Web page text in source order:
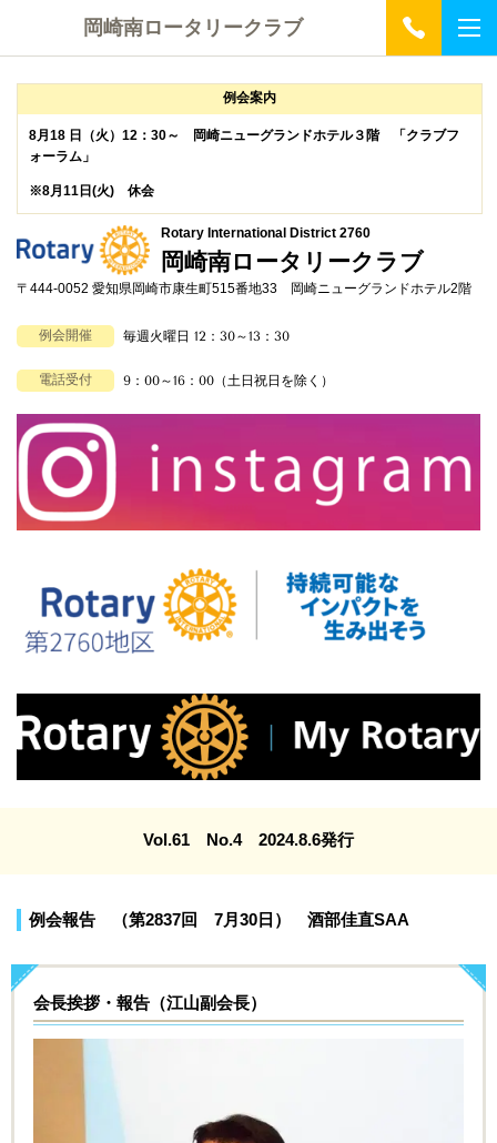
岡崎南ロータリークラブ
例会案内
8月18 日（火）12：30～ 岡崎ニューグランドホテル３階
「クラブフ
ォーラム」
※8月11日(火) 休会
Rotary International District 2760
岡崎南ロータリークラブ
〒444-0052 愛知県岡崎市康生町515番地33 岡崎ニューグランドホテル2階
例会開催 毎週火曜日 12：30～13：30
電話受付 9：00～16：00（土日祝日を除く）
Vol.61 No.4 2024.8.6発行
例会報告 （第2837回 7月30日） 酒部佳直SAA
会長挨拶・報告（江山副会長）